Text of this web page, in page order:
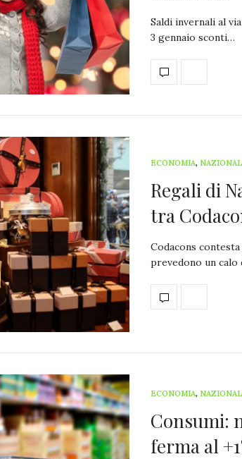
Saldi invernali al
3 gennaio sconti…
ECONOMIA,
Regali di
tra
Codacons
prevedono un calo
ECONOMIA,
Consumi:
ferma al